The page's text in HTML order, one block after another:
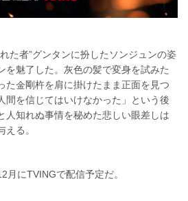
た者”グンタンに扮したソンジュンの姿
を魅了した。灰色の髪で変身を試みた
た金剛杵を肩に掛けたまま正面を見つ
間を信じてはいけなかった」という後
人知れぬ事情を秘めた悲しい眼差しは
る。
月にTVINGで配信予定だ。